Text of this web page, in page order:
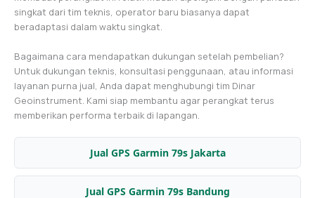
singkat dari tim teknis, operator baru biasanya dapat
beradaptasi dalam waktu singkat.
Bagaimana cara mendapatkan dukungan setelah pembelian?
Untuk dukungan teknis, konsultasi penggunaan, atau informasi
layanan purna jual, Anda dapat menghubungi tim Dinar
Geoinstrument. Kami siap membantu agar perangkat terus
memberikan performa terbaik di lapangan.
Jual GPS Garmin 79s Jakarta
Jual GPS Garmin 79s Bandung